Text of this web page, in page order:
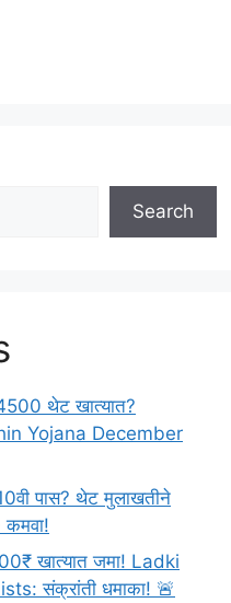
Search
थेट खात्यात?
Yojana December
पास? थेट मुलाखतीने
खात्यात जमा! Ladki
संक्रांती धमाका! 🚨